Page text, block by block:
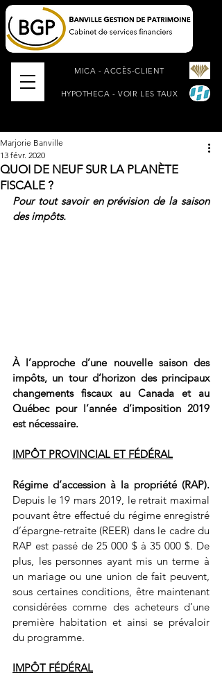
MICA - ACCÈS-CLIENT
HYPOTHECA - VOIR LES TAUX
QUOI DE NEUF SUR LA PLANÈTE
FISCALE ?
Marjorie Banville
13 févr. 2020
Pour tout savoir en prévision de la saison
des impôts.
À l’approche d’une nouvelle saison des
impôts, un tour d’horizon des principaux
changements fiscaux au Canada et au
Québec pour l’année d’imposition 2019
est nécessaire.
IMPÔT PROVINCIAL ET FÉDÉRAL
Depuis le 19 mars 2019, le retrait maximal
pouvant être effectué du régime enregistré
d’épargne-retraite (REER) dans le cadre du
RAP est passé de 25 000 $ à 35 000 $. De
plus, les personnes ayant mis un terme à
un mariage ou une union de fait peuvent,
sous certaines conditions, être maintenant
considérées comme des acheteurs d’une
première habitation et ainsi se prévaloir
du programme.
IMPÔT FÉDÉRAL